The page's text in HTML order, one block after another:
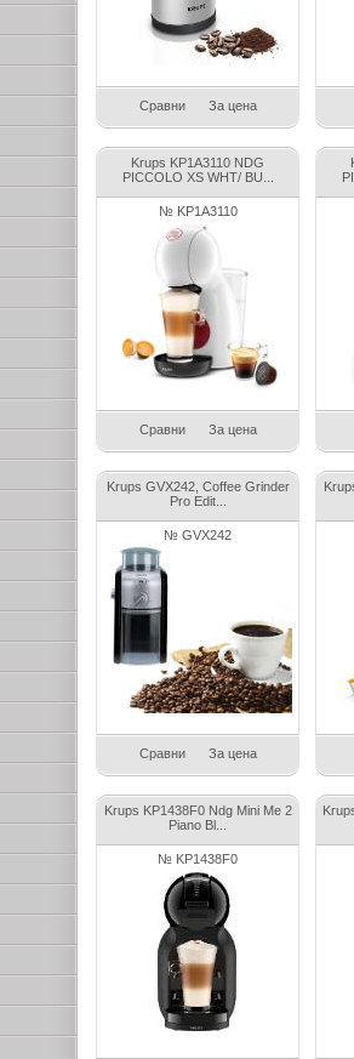
Сравни За цена
Krups KP1A3110 NDG
PICCOLO XS WHT/ BU...
№ KP1A3110
Сравни За цена
Krups GVX242, Coffee Grinder
Pro Edit...
№ GVX242
Сравни За цена
Krups KP1438F0 Ndg Mini Me 2
Piano Bl...
№ KP1438F0